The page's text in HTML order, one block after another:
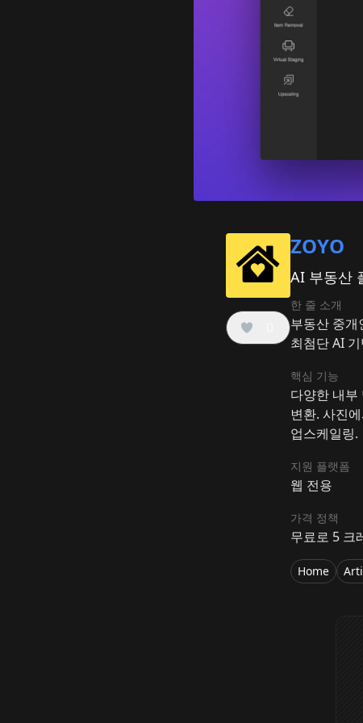
ZOYO
AI 부동산
한 줄 소개
부동산 중개
최첨단 AI
핵심 기능
다양한 내부
변환. 사진
업스케일링.
지원 플랫폼
웹 전용
가격 정책
무료로 5 크
Home